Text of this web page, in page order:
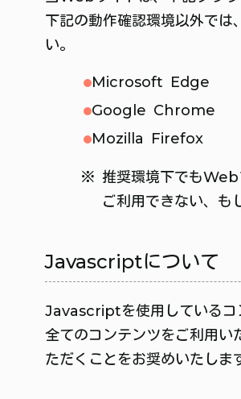
下記の動作確認環境以外では
い。
Microsoft Edge
Google Chrome
Mozilla Firefox
推奨環境下でもWeb
ご利用できない、も
Javascriptについて
Javascriptを使用しているコ
全てのコンテンツをご利用
ただくことをお奨めいたしま